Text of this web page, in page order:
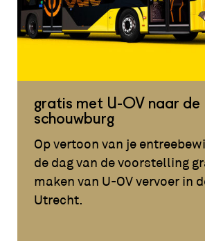
gratis met U-OV naar de
schouwburg
Op vertoon van je
de dag van de voorstelling
maken van U-OV vervoer in
Utrecht.